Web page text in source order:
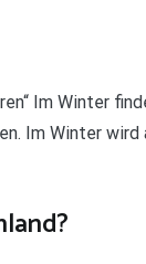
Im Winter
Im Winter